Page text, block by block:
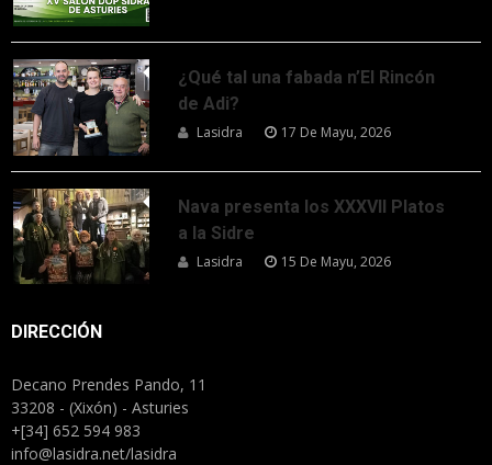
¿Qué tal una fabada n’El Rincón
de Adi?
Lasidra 17 De Mayu, 2026
Nava presenta los XXXVII Platos
a la Sidre
Lasidra 15 De Mayu, 2026
DIRECCIÓN
Decano Prendes Pando, 11
33208 - (Xixón) - Asturies
+[34] 652 594 983
info@lasidra.net/lasidra